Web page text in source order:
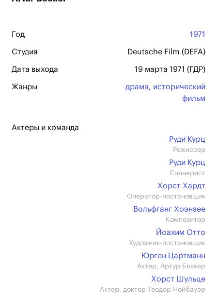
Год 1971
Студия Deutsche Film (DEFA)
Дата выхода 19 марта 1971 (ГДР)
Жанры драма, исторический
фильм
Актеры и команда
Руди Курц
Режиссер
Руди Курц
Сценарист
Хорст Хардт
Оператор-постановщик
Вольфганг Хоэнзее
Композитор
Йоахим Отто
Художник-постановщик
Юрген Цартманн
Актер, Артур Беккер
Хорст Шульце
Актер, доктор Теодор Нойбауэр